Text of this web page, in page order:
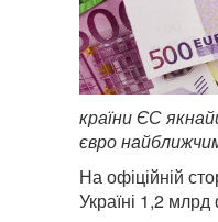
країни ЄС
євро
На офіційній
Україні 1,2